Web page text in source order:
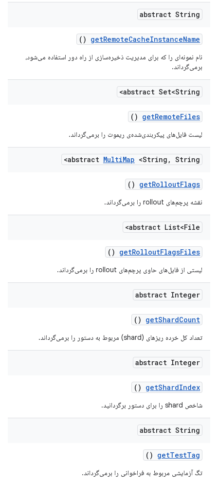
abstract String
getRemoteCacheInstanceName
()
نام نمونه‌ای را که برای مدیریت ذخیره‌سازی از راه دور استفاده می‌شود،
برمی‌گرداند.
abstract Set<String>
getRemoteFiles
()
لیست فایل‌های پیکربندی‌شده‌ی ریموت را برمی‌گرداند.
abstract MultiMap <String , String>
getRolloutFlags
()
نقشه پرچم‌های rollout را برمی‌گرداند.
abstract List<File>
getRolloutFlagsFiles
()
لیستی از فایل‌های حاوی پرچم‌های rollout را برمی‌گرداند.
abstract Integer
getShardCount
()
تعداد کل خرده ریزهای (shard) مربوط به دستور را برمی‌گرداند.
abstract Integer
getShardIndex
()
شاخص shard را برای دستور برگردانید.
abstract String
getTestTag
()
تگ آزمایشی مربوط به فراخوانی را برمی‌گرداند.